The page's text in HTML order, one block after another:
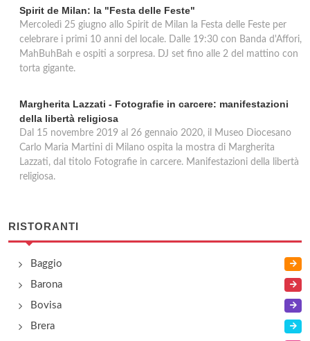
Spirit de Milan: la "Festa delle Feste"
Mercoledì 25 giugno allo Spirit de Milan la Festa delle Feste per
celebrare i primi 10 anni del locale. Dalle 19:30 con Banda d'Affori,
MahBuhBah e ospiti a sorpresa. DJ set fino alle 2 del mattino con
torta gigante.
Margherita Lazzati - Fotografie in carcere: manifestazioni
della libertà religiosa
Dal 15 novembre 2019 al 26 gennaio 2020, il Museo Diocesano
Carlo Maria Martini di Milano ospita la mostra di Margherita
Lazzati, dal titolo Fotografie in carcere. Manifestazioni della libertà
religiosa.
RISTORANTI
Baggio
Barona
Bovisa
Brera